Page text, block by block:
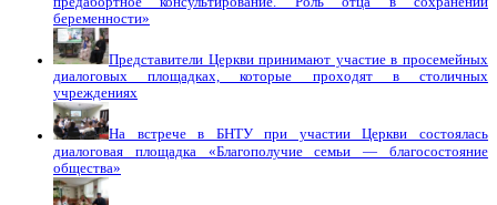
беременности»
Представители Церкви принимают участие в просемейных
диалоговых площадках, которые проходят в столичных
учреждениях
На встрече в БНТУ при участии Церкви состоялась
диалоговая площадка «Благополучие семьи — благосостояние
общества»